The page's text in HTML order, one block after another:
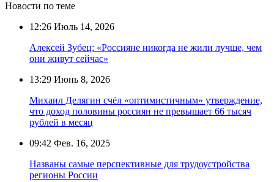
Новости по теме
12:26 Июль 14, 2026
Алексей Зубец: «Россияне никогда не жили лучше, чем
они живут сейчас»
13:29 Июнь 8, 2026
Михаил Делягин счёл «оптимистичным» утверждение,
что доход половины россиян не превышает 66 тысяч
рублей в месяц
09:42 Фев. 16, 2025
Названы самые перспективные для трудоустройства
регионы России